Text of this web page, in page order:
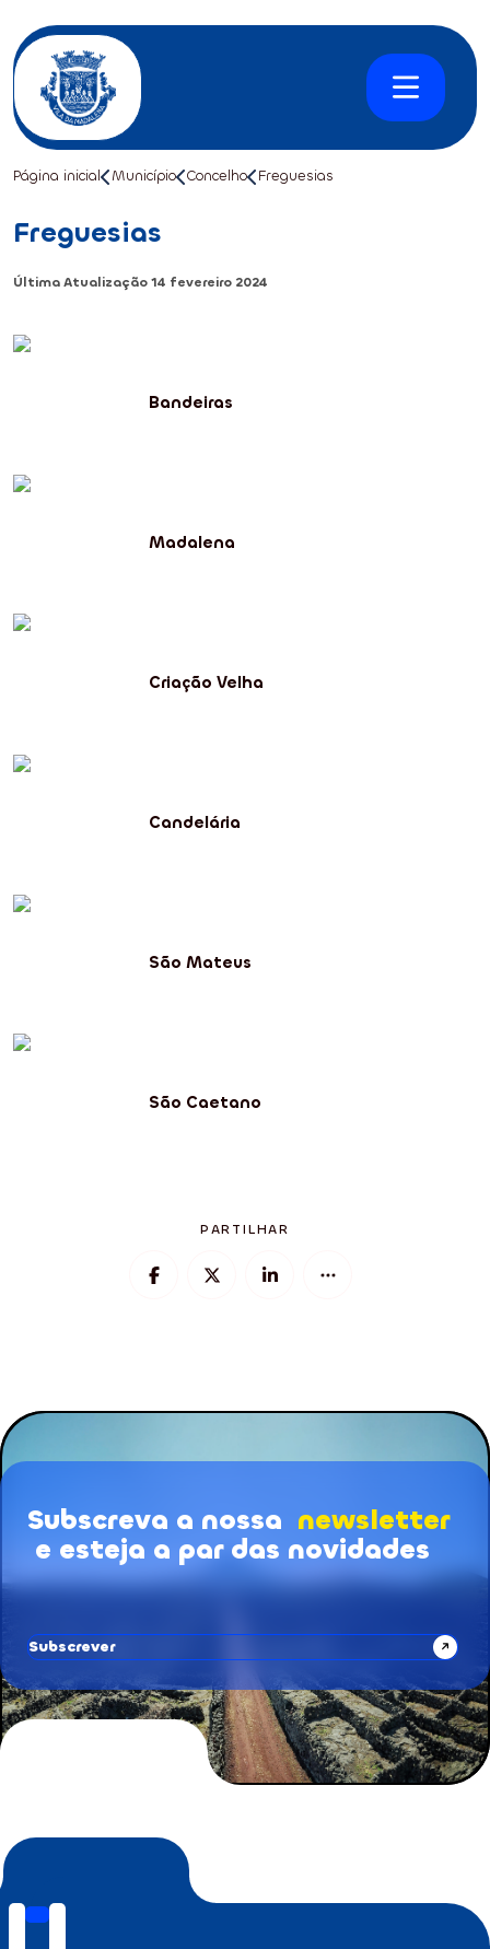
Página inicial Município Concelho Freguesias
Freguesias
Última Atualização14 fevereiro 2024
Bandeiras
Madalena
Criação Velha
Candelária
São Mateus
São Caetano
PARTILHAR
Subscrição de Newsletters
Subscreva a nossa newsletter
e esteja a par das novidades
Subscrever